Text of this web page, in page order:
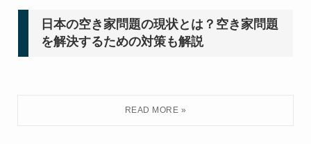
日本の空き家問題の現状とは？空き家問題
を解決するための対策も解説